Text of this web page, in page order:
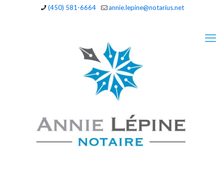
(450) 581-6664 annie.lepine@notarius.net